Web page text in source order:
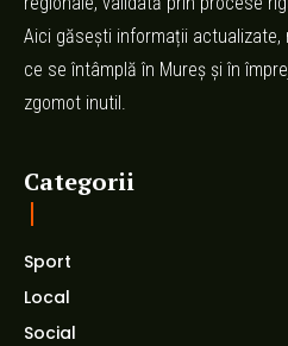
Aici găsești informații
ce se întâmplă în Mureș și în
zgomot inutil.
Categorii
Sport
Local
Social